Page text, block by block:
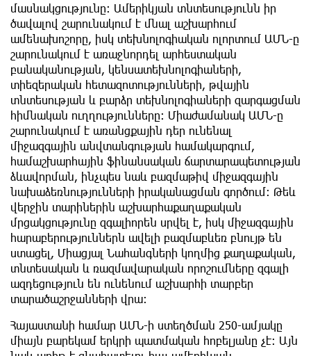
մասնակցությունը։ Ամերիկյան տնտեսությունն իր
ծավալով շարունակում է մնալ աշխարհում
ամենախոշորը, իսկ տեխնոլոգիական ոլորտում ԱՄՆ-ը
շարունակում է առաջնորդել արհեստական
բանականության, կենսատեխնոլոգիաների,
տիեզերական հետազոտությունների, թվային
տնտեսության և բարձր տեխնոլոգիաների զարգացման
հիմնական ուղղությունները։ Միաժամանակ ԱՄՆ-ը
շարունակում է առանցքային դեր ունենալ
միջազգային անվտանգության համակարգում,
համաշխարհային ֆինանսական ճարտարապետության
ձևավորման, ինչպես նաև բազմաթիվ միջազգային
նախաձեռնությունների իրականացման գործում։ Թեև
վերջին տարիներին աշխարհաքաղաքական
մրցակցությունը զգալիորեն սրվել է, իսկ միջազգային
հարաբերություններն ավելի բազմաբևեռ բնույթ են
ստացել, Միացյալ Նահանգների կողմից քաղաքական,
տնտեսական և ռազմավարական որոշումները զգալի
ազդեցություն են ունենում աշխարհի տարբեր
տարածաշրջանների վրա։
Հայաստանի համար ԱՄՆ-ի ստեղծման 250-ամյակը
միայն բարեկամ երկրի պատմական հոբելյանը չէ։ Այն